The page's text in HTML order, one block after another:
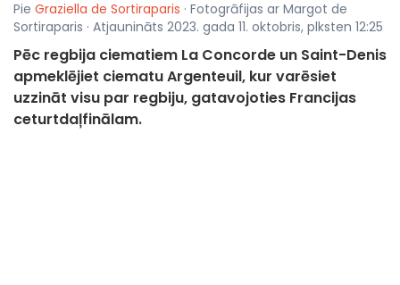
Pie Graziella de Sortiraparis · Fotogrāfijas ar Margot de
Sortiraparis · Atjaunināts 2023. gada 11. oktobris, plksten 12:25
Pēc regbija ciematiem La Concorde un Saint-Denis
apmeklējiet ciematu Argenteuil, kur varēsiet
uzzināt visu par regbiju, gatavojoties Francijas
ceturtdaļfinālam.